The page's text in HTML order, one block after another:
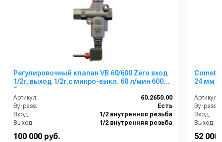
Регулировочный клапан VB 60/600 Zero вход
1/2г, выход 1/2г.с микро-выкл. 60 л/мин 600
бар нерж.
Артикул:
60.2650.00
By-pass:
Есть
Вход:
1/2 внутренняя резьба
Выход:
1/2 внутренняя резьба
100 000 руб.
Comet
24 мм
Артикул:
By-pass:
Вход:
Выход:
52 000